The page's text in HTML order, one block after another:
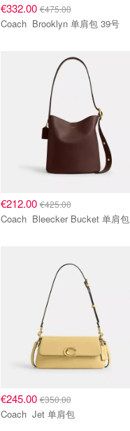
€332.00€475.00
Coach Brooklyn 单肩包 39号
€212.00€425.00
Coach Bleecker Bucket 单肩包
€245.00€350.00
Coach Jet 单肩包